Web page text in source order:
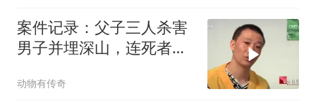
案件记录：父子三人杀害
男子并埋深山，连死者是
动物有传奇